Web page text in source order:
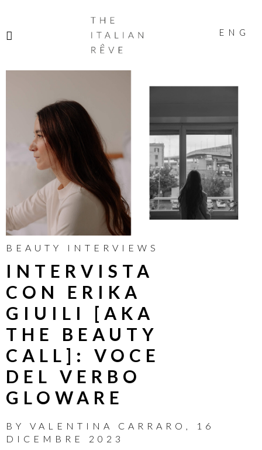
ITALIAN
RÊVE
ENG
BEAUTY INTERVIEWS
INTERVISTA
CON ERIKA
GIUILI [AKA
THE BEAUTY
CALL]: VOCE
DEL VERBO
GLOWARE
BY VALENTINA CARRARO
16
DICEMBRE 2023